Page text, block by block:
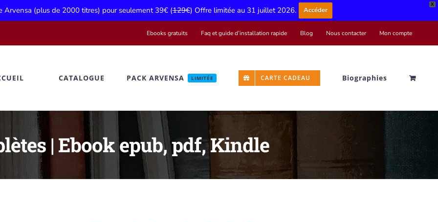
X
Arvensa (plus de 2000 titres) pour seulement 39€ (129€) Offre limitée au 31 juillet 2026. Accéder
Ebooks gratuits Faq et guide d’installation rapide Blog Nous contacter Mon compte
CATALOGUE PACK ARVENSA LIMITÉE CARTE CADEAU Biographies
| Ebook epub, pdf, Kindle